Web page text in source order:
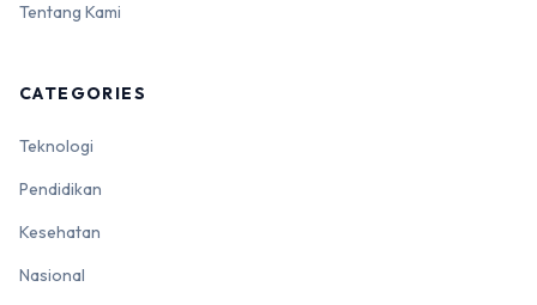
Tentang Kami
CATEGORIES
Teknologi
Pendidikan
Kesehatan
Nasional